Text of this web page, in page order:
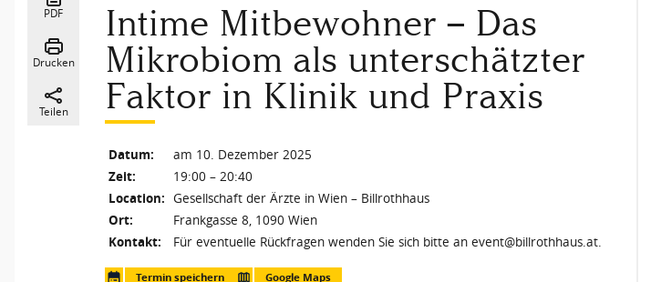
PDF
Drucken
Teilen
Intime Mitbewohner – Das
Mikrobiom als unterschätzter
Faktor in Klinik und Praxis
Datum:
am 10. Dezember 2025
Zeit:
19:00 – 20:40
Location: Gesellschaft der Ärzte in Wien – Billrothhaus
Ort:
Frankgasse 8, 1090 Wien
Kontakt:
Für eventuelle Rückfragen wenden Sie sich bitte an event@billrothhaus.at.
Termin speichern Google Maps